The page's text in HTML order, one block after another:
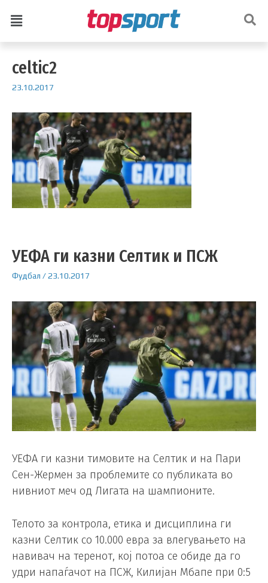
celtic2
23.10.2017
УЕФА ги казни Селтик и ПСЖ
Фудбал /23.10.2017
УЕФА ги казни тимовите на Селтик и на Пари
Сен-Жермен за проблемите со публиката во
нивниот меч од Лигата на шампионите.
Телото за контрола, етика и дисциплина ги
казни Селтик со 10.000 евра за влегувањето на
навивач на теренот, кој потоа се обиде да го
удри напаѓачот на ПСЖ, Килијан Мбапе при 0:5